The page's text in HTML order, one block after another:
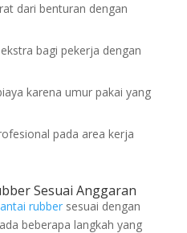
dari benturan dengan
bagi pekerja dengan
karena umur pakai yang
pada area kerja
Sesuai Anggaran
rubbersesuai dengan
beberapa langkah yang